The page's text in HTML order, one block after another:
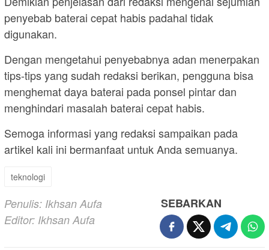
penyebab baterai cepat habis padahal tidak
digunakan.
Dengan mengetahui penyebabnya adan menerpakan
tips-tips yang sudah redaksi berikan, pengguna bisa
menghemat daya baterai pada ponsel pintar dan
menghindari masalah baterai cepat habis.
Semoga informasi yang redaksi sampaikan pada
artikel kali ini bermanfaat untuk Anda semuanya.
teknologi
Penulis: Ikhsan Aufa
Editor: Ikhsan Aufa
SEBARKAN